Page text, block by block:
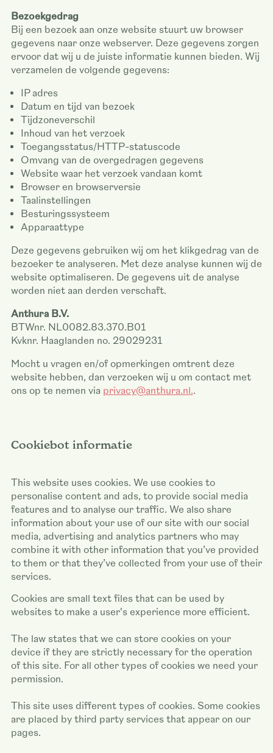
Bezoekgedrag
Bij een bezoek aan onze website stuurt uw browser
gegevens naar onze webserver. Deze gegevens zorgen
ervoor dat wij u de juiste informatie kunnen bieden. Wij
verzamelen de volgende gegevens:
IP adres
Datum en tijd van bezoek
Tijdzoneverschil
Inhoud van het verzoek
Toegangsstatus/HTTP-statuscode
Omvang van de overgedragen gegevens
Website waar het verzoek vandaan komt
Browser en browserversie
Taalinstellingen
Besturingssysteem
Apparaattype
Deze gegevens gebruiken wij om het klikgedrag van de
bezoeker te analyseren. Met deze analyse kunnen wij de
website optimaliseren. De gegevens uit de analyse
worden niet aan derden verschaft.
Anthura B.V.
BTWnr. NL0082.83.370.B01
Kvknr. Haaglanden no. 29029231
Mocht u vragen en/of opmerkingen omtrent deze
website hebben, dan verzoeken wij u om contact met
ons op te nemen via privacy@anthura.nl..
Cookiebot informatie
This website uses cookies. We use cookies to
personalise content and ads, to provide social media
features and to analyse our traffic. We also share
information about your use of our site with our social
media, advertising and analytics partners who may
combine it with other information that you’ve provided
to them or that they’ve collected from your use of their
services.
Cookies are small text files that can be used by
websites to make a user's experience more efficient.
The law states that we can store cookies on your
device if they are strictly necessary for the operation
of this site. For all other types of cookies we need your
permission.
This site uses different types of cookies. Some cookies
are placed by third party services that appear on our
pages.